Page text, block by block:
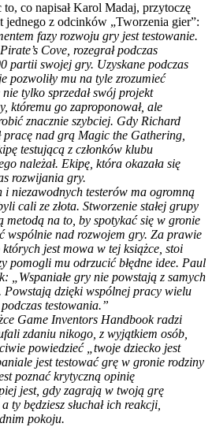
to, co napisał Karol Madaj, przytoczę
jednego z odcinków „Tworzenia gier”:
fazy rozwoju gry jest testowanie.
Cove, rozegrał podczas
partii swojej gry. Uzyskane podczas
pozwoliły mu na tyle zrozumieć
tylko sprzedał swój projekt
któremu go zaproponował, ale
znacznie szybciej. Gdy Richard
pracę nad grą Magic the Gathering,
testującą z członków klubu
należał. Ekipę, która okazała się
rozwijania gry.
niezawodnych testerów ma ogromną
cali ze złota. Stworzenie stałej grupy
metodą na to, by spotykać się w gronie
wspólnie nad rozwojem gry. Za prawie
jest mowa w tej książce, stoi
pomogli mu odrzucić błędne idee. Paul
„Wspaniałe gry nie powstają z samych
Powstają dzięki wspólnej pracy wielu
testowania.”
Game Inventors Handbook radzi
zdaniu nikogo, z wyjątkiem osób,
powiedzieć „twoje dziecko jest
jest testować grę w gronie rodziny
poznać krytyczną opinię
jest, gdy zagrają w twoją grę
ty będziesz słuchał ich reakcji,
pokoju.